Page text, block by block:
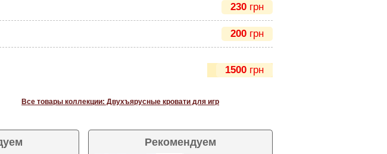
230 грн
200 грн
1500 грн
Все товары коллекции: Двухъярусные кровати для игр
Рекомендуем